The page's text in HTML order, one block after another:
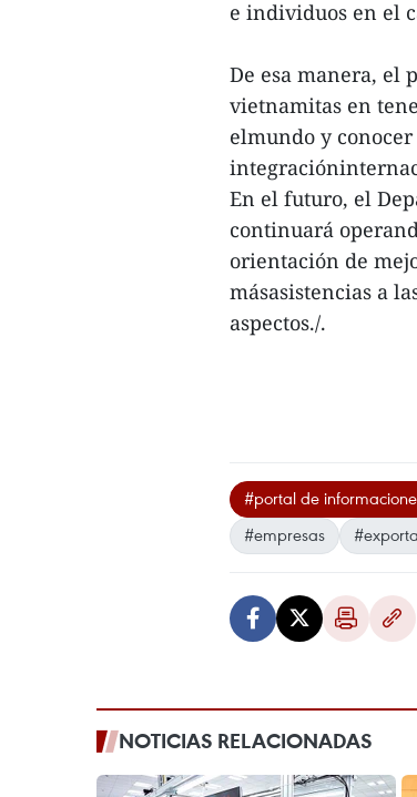
e individuos en el
De esa manera, el
vietnamitas en
elmundo y
En el futuro, el
continuará
orientación de
másasistencias a
aspectos./.
#portal de
#empresas
NOTICIAS RELACIONADAS